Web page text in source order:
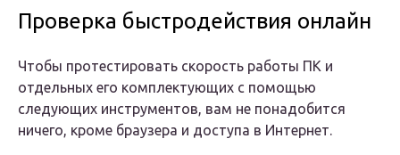
Проверка быстродействия онлайн
Чтобы протестировать скорость работы ПК и
отдельных его комплектующих с помощью
следующих инструментов, вам не понадобится
ничего, кроме браузера и доступа в Интернет.